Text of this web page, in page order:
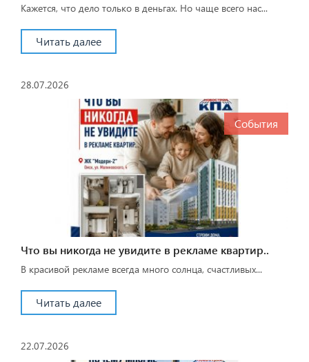
Кажется, что дело только в деньгах. Но чаще всего нас...
Читать далее
28.07.2026
События
Что вы никогда не увидите в рекламе квартир..
В красивой рекламе всегда много солнца, счастливых...
Читать далее
22.07.2026